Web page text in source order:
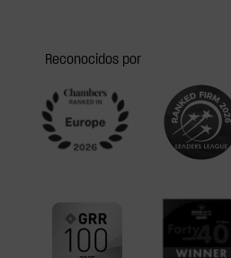
Reconocidos por